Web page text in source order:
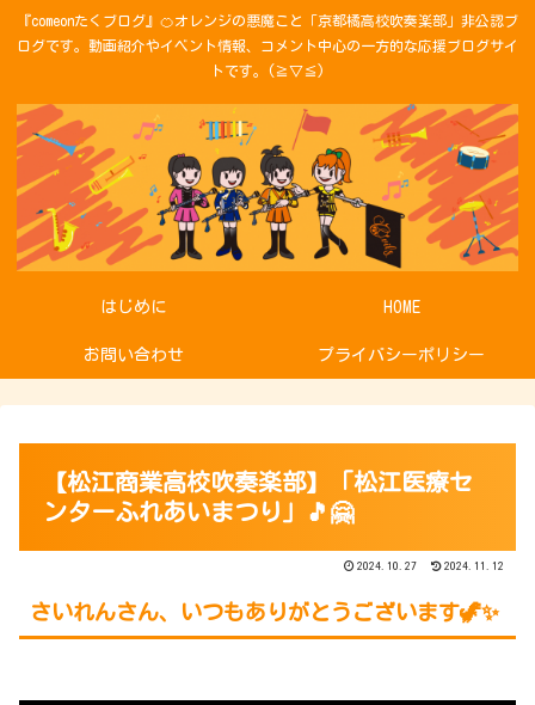
『comeonたくブログ』🍊オレンジの悪魔こと「京都橘高校吹奏楽部」非公認ブ
ログです。動画紹介やイベント情報、コメント中心の一方的な応援ブログサイ
トです。(≧▽≦)
はじめに HOME
お問い合わせ プライバシーポリシー
【松江商業高校吹奏楽部】「松江医療セ
ンターふれあいまつり」🎵🤗
2024.10.27 2024.11.12
さいれんさん、いつもありがとうございます🦖✨